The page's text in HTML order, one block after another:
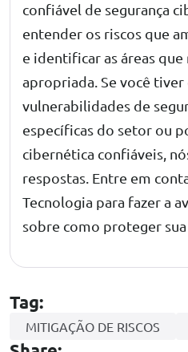
confiável de segurança
entender os riscos que
e identificar as áreas
apropriada. Se você
vulnerabilidades de
específicas do setor ou
cibernética confiáveis,
respostas. Entre em
Tecnologia para fazer a
sobre como proteger sua
Tag:
MITIGAÇÃO DE RISCOS